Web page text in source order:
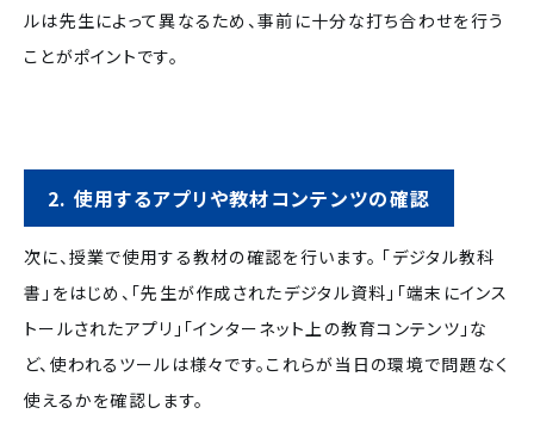
ルは先生によって異なるため、事前に十分な打ち合わせを行う
ことがポイントです。
2. 使用するアプリや教材コンテンツの確認
次に、授業で使用する教材の確認を行います。 「デジタル教科
書」をはじめ、「先生が作成されたデジタル資料」「端末にインス
トールされたアプリ」「インターネット上の教育コンテンツ」な
ど、使われるツールは様々です。これらが当日の環境で問題なく
使えるかを確認します。